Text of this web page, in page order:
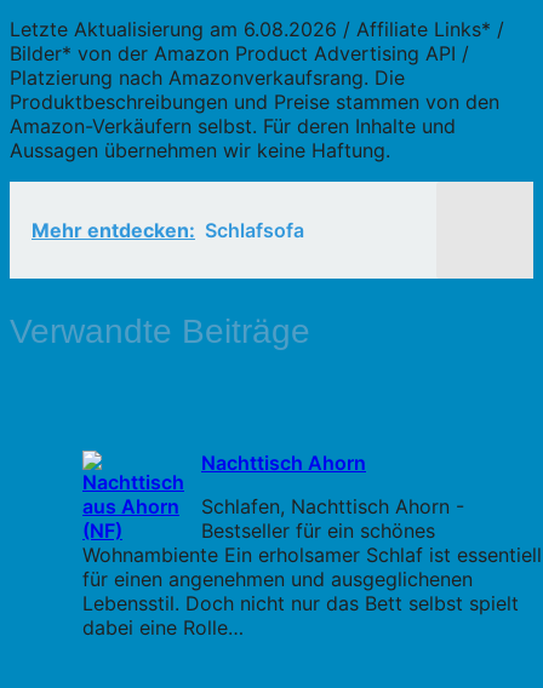
Letzte Aktualisierung am 6.08.2026 / Affiliate Links* /
Bilder* von der Amazon Product Advertising API /
Platzierung nach Amazonverkaufsrang. Die
Produktbeschreibungen und Preise stammen von den
Amazon-Verkäufern selbst. Für deren Inhalte und
Aussagen übernehmen wir keine Haftung.
Mehr entdecken: Schlafsofa
Verwandte Beiträge
Nachttisch Ahorn
Schlafen, Nachttisch Ahorn -
Bestseller für ein schönes
Wohnambiente Ein erholsamer Schlaf ist essentiell
für einen angenehmen und ausgeglichenen
Lebensstil. Doch nicht nur das Bett selbst spielt
dabei eine Rolle…